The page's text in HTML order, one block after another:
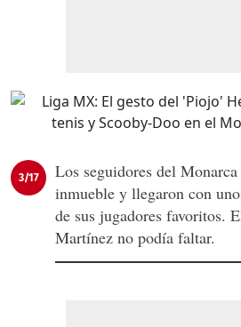
3/17
Los seguidores del
inmueble y llegaron con
de sus jugadores favoritos.
Martínez no podía faltar.